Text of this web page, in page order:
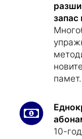
запас
памет.
10-